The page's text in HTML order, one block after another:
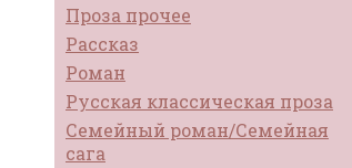
Проза прочее
Рассказ
Роман
Русская классическая проза
Семейный роман/Семейная
сага